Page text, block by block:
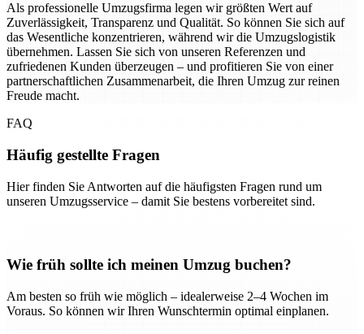
Als professionelle Umzugsfirma legen wir größten Wert auf
Zuverlässigkeit, Transparenz und Qualität. So können Sie sich auf
das Wesentliche konzentrieren, während wir die Umzugslogistik
übernehmen. Lassen Sie sich von unseren Referenzen und
zufriedenen Kunden überzeugen – und profitieren Sie von einer
partnerschaftlichen Zusammenarbeit, die Ihren Umzug zur reinen
Freude macht.
FAQ
Häufig gestellte Fragen
Hier finden Sie Antworten auf die häufigsten Fragen rund um
unseren Umzugsservice – damit Sie bestens vorbereitet sind.
Wie früh sollte ich meinen Umzug buchen?
Am besten so früh wie möglich – idealerweise 2–4 Wochen im
Voraus. So können wir Ihren Wunschtermin optimal einplanen.